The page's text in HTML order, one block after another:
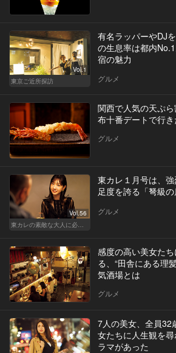
Vol.1
東京ご近所探訪
有名ラッパーやDJ
の生息率は都内
宿の魅力
グルメ
関西で人気の天ぷ
布十番デートで行
グルメ
Vol.56
東カレの素敵な大人に必要なこと
東カレ１月号は、
足度を誇る「弩級
グルメ
感度の高い美女た
る、“田舎にある理
気酒場とは
グルメ
7人の美女、全員32
女たちに人生観を
ラマがあった